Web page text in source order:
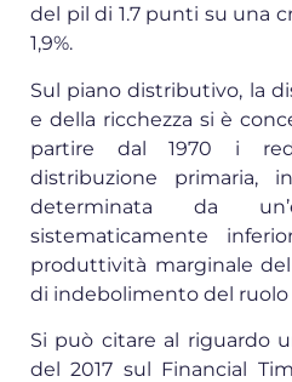
del pil di 1.7 punti su una
1,9%.
Sul piano distributivo, la
e della ricchezza si è
partire dal 1970 i
distribuzione primaria,
determinata da
sistematicamente
produttività marginale
di indebolimento del ruolo
Si può citare al riguardo
del 2017 sul Financial